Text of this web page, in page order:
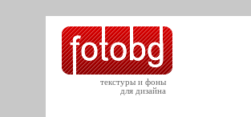
текстуры и фоны
для дизайна